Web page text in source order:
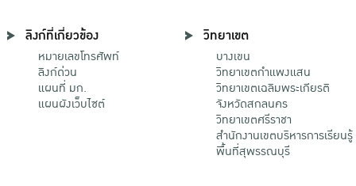
ลิงก์ที่เกี่ยวข้อง
หมายเลขโทรศัพท์
ลิงก์ด่วน
แผนที่ มก.
แผนผังเว็บไซต์
วิทยาเขต
บางเขน
วิทยาเขตกําแพงแสน
วิทยาเขตเฉลิมพระเกียรติ
จังหวัดสกลนคร
วิทยาเขตศรีราชา
สำนักงานเขตบริหารการเรียนรู้
พื้นที่สุพรรณบุรี